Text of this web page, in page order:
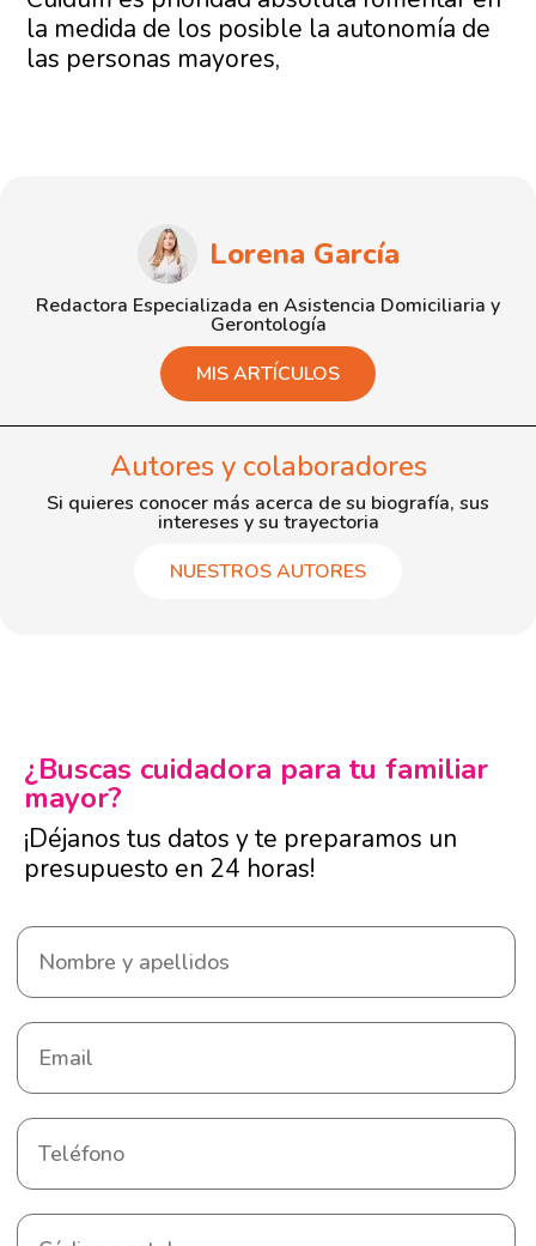
la medida de los posible la autonomía de
las personas mayores,
Lorena García
Redactora Especializada en Asistencia Domiciliaria y
Gerontología
MIS ARTÍCULOS
Autores y colaboradores
Si quieres conocer más acerca de su biografía, sus
intereses y su trayectoria
NUESTROS AUTORES
¿Buscas cuidadora para tu familiar
mayor?
¡Déjanos tus datos y te preparamos un
presupuesto en 24 horas!